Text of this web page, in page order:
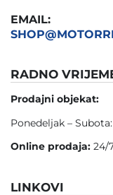
EMAIL:
RADNO
Prodajni objekat:
Ponedeljak –
Online prodaja: 24/
LINKOVI